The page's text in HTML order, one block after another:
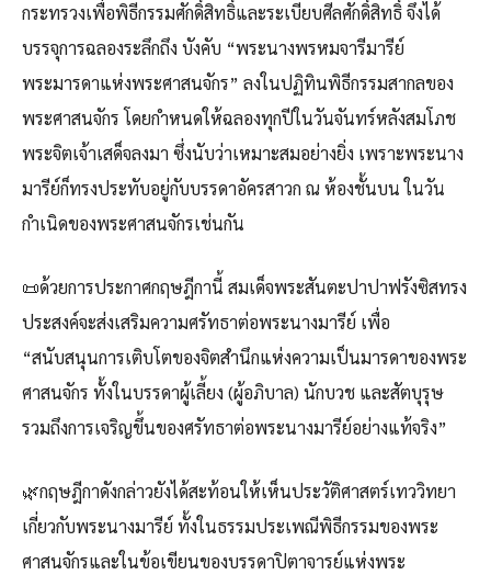
กระทรวงเพื่อพิธีกรรมศักดิ์สิทธิ์และระเบียบศีลศักดิ์สิทธิ์ จึงได้
บรรจุการฉลองระลึกถึง บังคับ “พระนางพรหมจารีมารีย์
พระมารดาแห่งพระศาสนจักร” ลงในปฏิทินพิธีกรรมสากลของ
พระศาสนจักร โดยกำหนดให้ฉลองทุกปีในวันจันทร์หลังสมโภช
พระจิตเจ้าเสด็จลงมา ซึ่งนับว่าเหมาะสมอย่างยิ่ง เพราะพระนาง
มารีย์ก็ทรงประทับอยู่กับบรรดาอัครสาวก ณ ห้องชั้นบน ในวัน
กำเนิดของพระศาสนจักรเช่นกัน
📜ด้วยการประกาศกฤษฎีกานี้ สมเด็จพระสันตะปาปาฟรังซิสทรง
ประสงค์จะส่งเสริมความศรัทธาต่อพระนางมารีย์ เพื่อ
“สนับสนุนการเติบโตของจิตสำนึกแห่งความเป็นมารดาของพระ
ศาสนจักร ทั้งในบรรดาผู้เลี้ยง (ผู้อภิบาล) นักบวช และสัตบุรุษ
รวมถึงการเจริญขึ้นของศรัทธาต่อพระนางมารีย์อย่างแท้จริง”
🌿กฤษฎีกาดังกล่าวยังได้สะท้อนให้เห็นประวัติศาสตร์เทววิทยา
เกี่ยวกับพระนางมารีย์ ทั้งในธรรมประเพณีพิธีกรรมของพระ
ศาสนจักรและในข้อเขียนของบรรดาปิตาจารย์แห่งพระ